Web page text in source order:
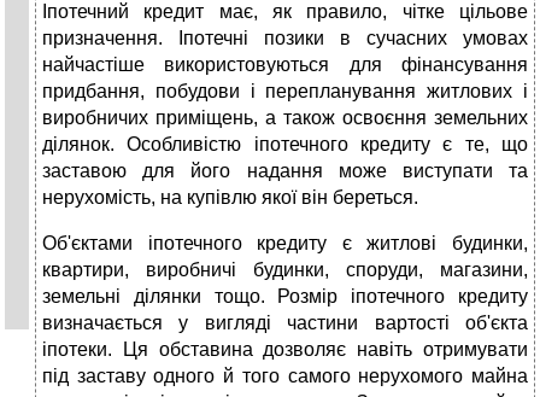
Іпотечний кредит має, як правило, чітке цільове
призначення. Іпотечні позики в сучасних умовах
найчастіше використовуються для фінансування
придбання, побудови і перепланування житлових і
виробничих приміщень, а також освоєння земельних
ділянок. Особливістю іпотечного кредиту є те, що
заставою для його надання може виступати та
нерухомість, на купівлю якої він береться.
Об'єктами іпотечного кредиту є житлові будинки,
квартири, виробничі будинки, споруди, магазини,
земельні ділянки тощо. Розмір іпотечного кредиту
визначається у вигляді частини вартості об'єкта
іпотеки. Ця обставина дозволяє навіть отримувати
під заставу одного й того самого нерухомого майна